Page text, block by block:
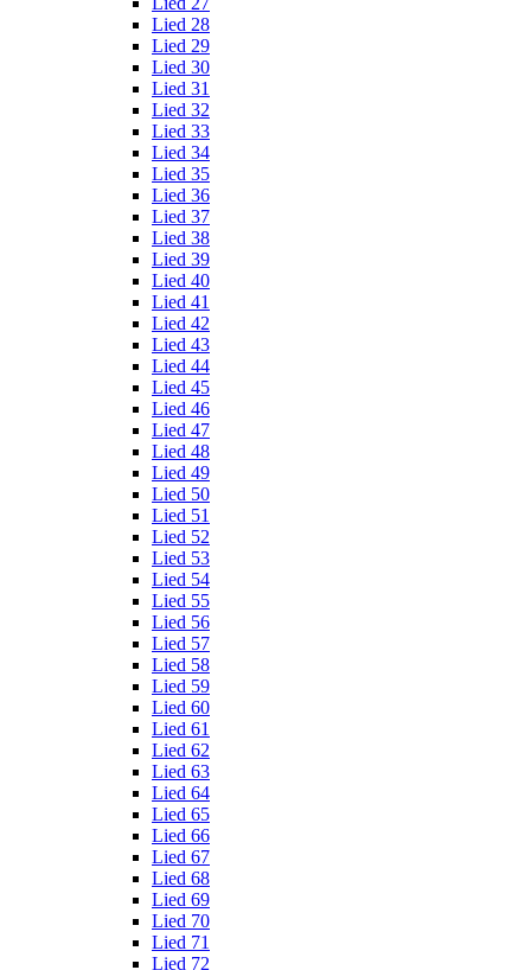
Lied 28
Lied 29
Lied 30
Lied 31
Lied 32
Lied 33
Lied 34
Lied 35
Lied 36
Lied 37
Lied 38
Lied 39
Lied 40
Lied 41
Lied 42
Lied 43
Lied 44
Lied 45
Lied 46
Lied 47
Lied 48
Lied 49
Lied 50
Lied 51
Lied 52
Lied 53
Lied 54
Lied 55
Lied 56
Lied 57
Lied 58
Lied 59
Lied 60
Lied 61
Lied 62
Lied 63
Lied 64
Lied 65
Lied 66
Lied 67
Lied 68
Lied 69
Lied 70
Lied 71
Lied 72